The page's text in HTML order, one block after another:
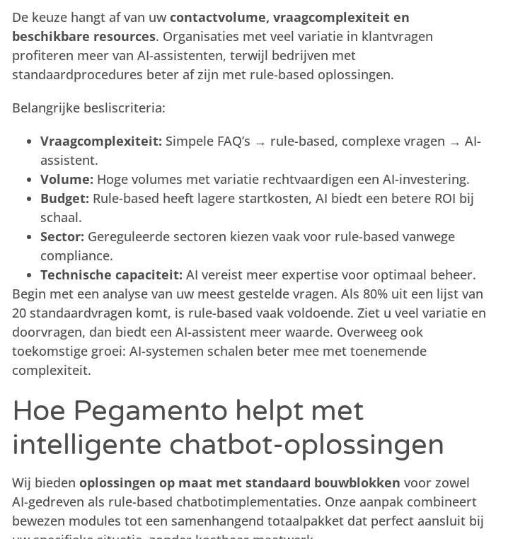
De keuze hangt af van uw contactvolume, vraagcomplexiteit en
beschikbare resources. Organisaties met veel variatie in klantvragen
profiteren meer van AI-assistenten, terwijl bedrijven met
standaardprocedures beter af zijn met rule-based oplossingen.
Belangrijke besliscriteria:
Vraagcomplexiteit: Simpele FAQ’s → rule-based, complexe vragen → AI-
assistent.
Volume: Hoge volumes met variatie rechtvaardigen een AI-investering.
Budget: Rule-based heeft lagere startkosten, AI biedt een betere ROI bij
schaal.
Sector: Gereguleerde sectoren kiezen vaak voor rule-based vanwege
compliance.
Technische capaciteit: AI vereist meer expertise voor optimaal beheer.
Begin met een analyse van uw meest gestelde vragen. Als 80% uit een lijst van
20 standaardvragen komt, is rule-based vaak voldoende. Ziet u veel variatie en
doorvragen, dan biedt een AI-assistent meer waarde. Overweeg ook
toekomstige groei: AI-systemen schalen beter mee met toenemende
complexiteit.
Hoe Pegamento helpt met
intelligente chatbot-oplossingen
Wij bieden oplossingen op maat met standaard bouwblokken voor zowel
AI-gedreven als rule-based chatbotimplementaties. Onze aanpak combineert
bewezen modules tot een samenhangend totaalpakket dat perfect aansluit bij